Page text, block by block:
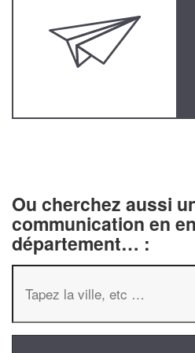
Ou cherchez aussi
communication en
département… :